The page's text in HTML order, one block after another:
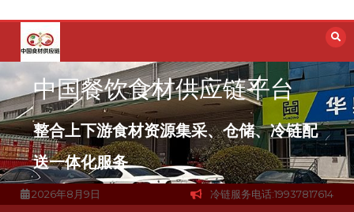
容
中国餐饮食材供应链平台
整合上下游食材资源集采、仓储、冷链配
送一体化服务
2026年8月9日 冷链服务电话:19937817614